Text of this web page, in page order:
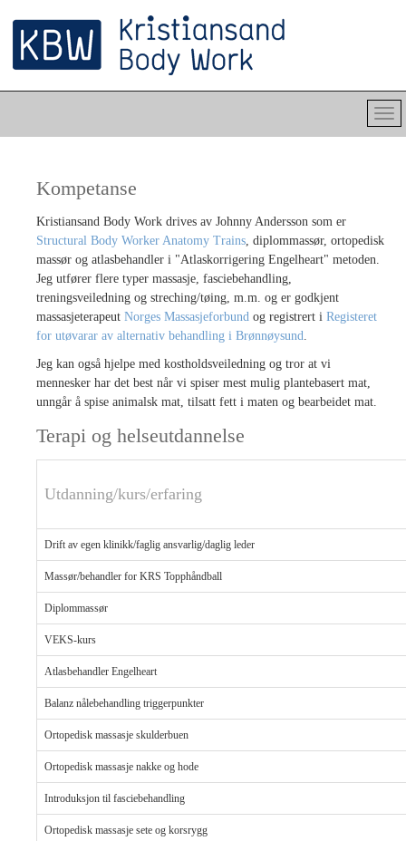
Kompetanse
Kristiansand Body Work drives av Johnny Andersson som er
Structural Body Worker Anatomy Trains, diplommassør, ortopedisk
massør og atlasbehandler i "Atlaskorrigering Engelheart" metoden.
Jeg utfører flere typer massasje, fasciebehandling,
treningsveiledning og streching/tøing, m.m. og er godkjent
massasjeterapeut Norges Massasjeforbund og registrert i Registeret
for utøvarar av alternativ behandling i Brønnøysund.
Jeg kan også hjelpe med kostholdsveiledning og tror at vi
mennesker har det best når vi spiser mest mulig plantebasert mat,
unngår å spise animalsk mat, tilsatt fett i maten og bearbeidet mat.
Terapi og helseutdannelse
Utdanning/kurs/erfaring
Drift av egen klinikk/faglig ansvarlig/daglig leder
Massør/behandler for KRS Topphåndball
Diplommassør
VEKS-kurs
Atlasbehandler Engelheart
Balanz nålebehandling triggerpunkter
Ortopedisk massasje skulderbuen
Ortopedisk massasje nakke og hode
Introduksjon til fasciebehandling
Ortopedisk massasje sete og korsrygg